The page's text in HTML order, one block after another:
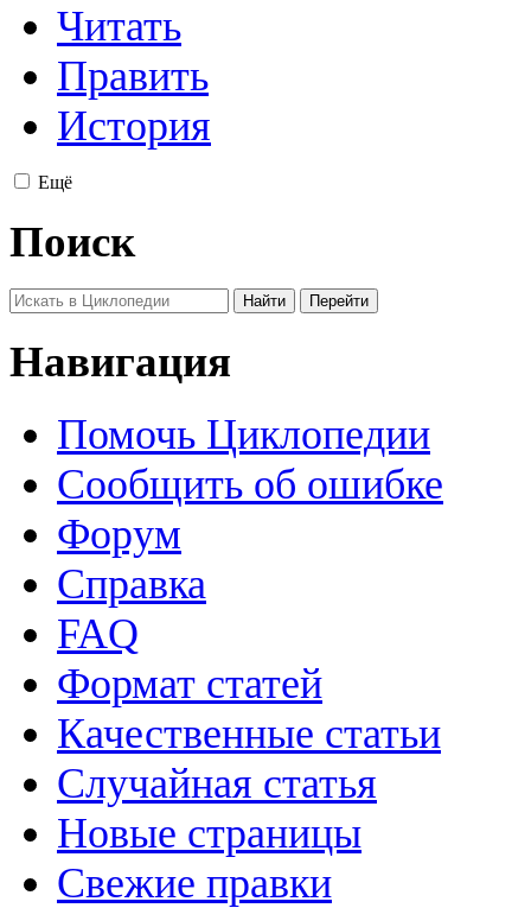
Читать
Править
История
Ещё
Поиск
Навигация
Помочь Циклопедии
Сообщить об ошибке
Форум
Справка
FAQ
Формат статей
Качественные статьи
Случайная статья
Новые страницы
Свежие правки